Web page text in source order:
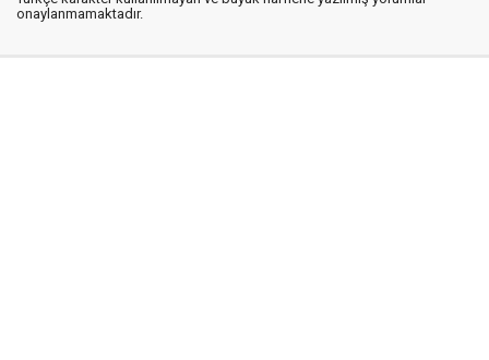
onaylanmamaktadır.